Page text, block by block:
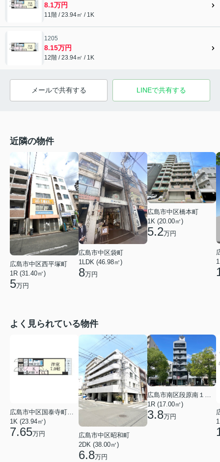
8.1万円
11階 / 23.94㎡ / 1K
1205
8.15万円
12階 / 23.94㎡ / 1K
メールで共有する LINEで共有する
近隣の物件
広島市中区西平塚町
1R (31.40㎡)
5万円
広島市中区袋町
1LDK (46.98㎡)
8万円
広島市中区橋本町
1K (20.00㎡)
5.2万円
よく見られている物件
広島市中区国泰寺町２丁目
1K (23.94㎡)
7.65万円
広島市中区昭和町
2DK (38.00㎡)
6.8万円
広島市南区段原南１丁目
1R (17.00㎡)
3.8万円